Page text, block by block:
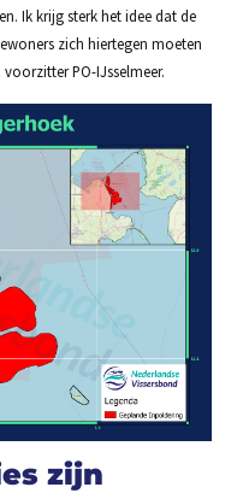
Ik krijg sterk het idee dat de
zich hiertegen moeten
PO-IJsselmeer.
zijn